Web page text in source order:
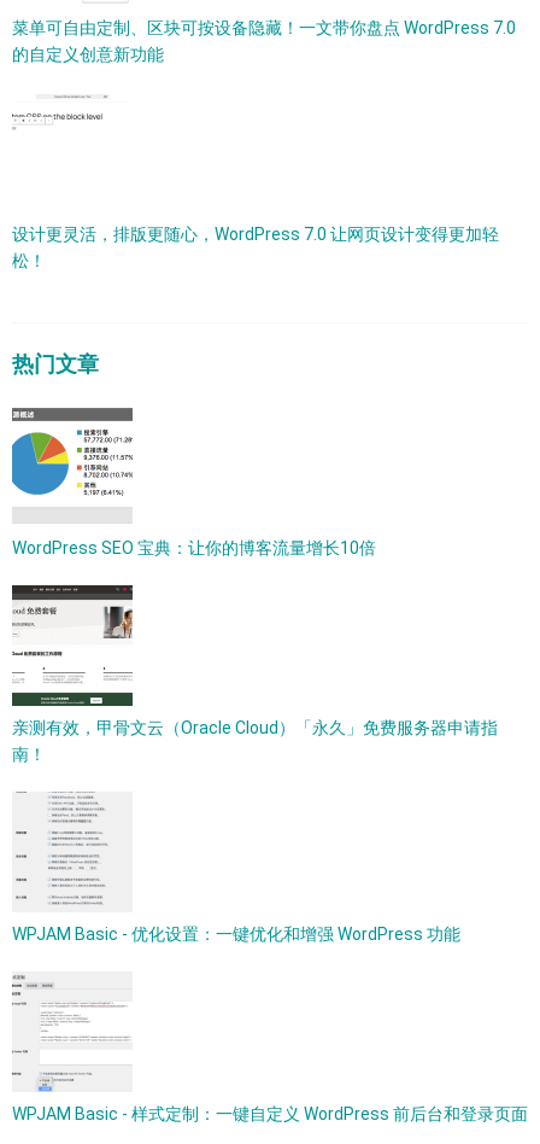
菜单可自由定制、区块可按设备隐藏！一文带你盘点 WordPress 7.0
的自定义创意新功能
设计更灵活，排版更随心，WordPress 7.0 让网页设计变得更加轻
松！
热门文章
WordPress SEO 宝典：让你的博客流量增长10倍
亲测有效，甲骨文云（Oracle Cloud）「永久」免费服务器申请指
南！
WPJAM Basic - 优化设置：一键优化和增强 WordPress 功能
WPJAM Basic - 样式定制：一键自定义 WordPress 前后台和登录页面